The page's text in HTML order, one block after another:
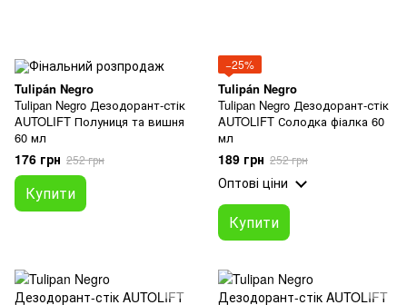
Tulipán Negro
Tulipan Negro Дезодорант-стік
AUTOLIFT Полуниця та вишня
60 мл
176 грн 252 грн
Купити
−25%
Tulipán Negro
Tulipan Negro Дезодорант-стік
AUTOLIFT Солодка фіалка 60
мл
189 грн 252 грн
Оптові ціни
Купити